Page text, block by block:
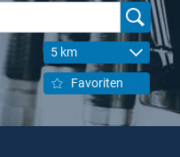
5 km
Favoriten